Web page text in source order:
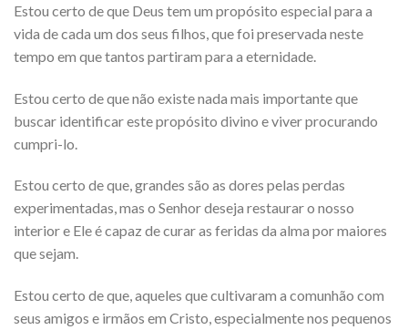
Estou certo de que Deus tem um propósito especial para a
vida de cada um dos seus filhos, que foi preservada neste
tempo em que tantos partiram para a eternidade.
Estou certo de que não existe nada mais importante que
buscar identificar este propósito divino e viver procurando
cumpri-lo.
Estou certo de que, grandes são as dores pelas perdas
experimentadas, mas o Senhor deseja restaurar o nosso
interior e Ele é capaz de curar as feridas da alma por maiores
que sejam.
Estou certo de que, aqueles que cultivaram a comunhão com
seus amigos e irmãos em Cristo, especialmente nos pequenos